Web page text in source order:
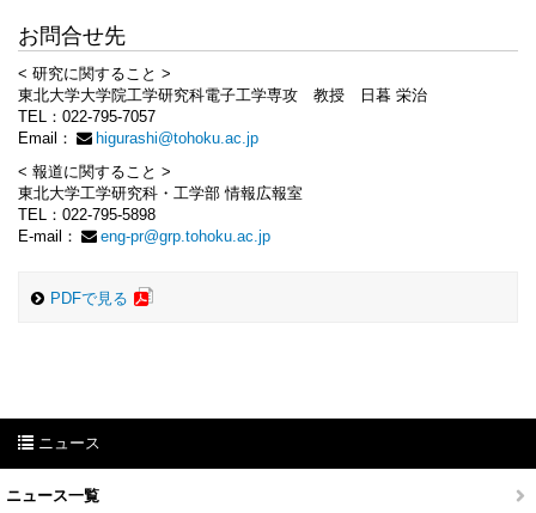
お問合せ先
< 研究に関すること >
東北大学大学院工学研究科電子工学専攻 教授 日暮 栄治
TEL：022-795-7057
Email：
higurashi@tohoku.ac.jp
< 報道に関すること >
東北大学工学研究科・工学部 情報広報室
TEL：022-795-5898
E-mail：
eng-pr@grp.tohoku.ac.jp
PDFで見る
ニュース
ニュース一覧